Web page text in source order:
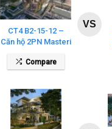
CT4 B2-15-12 –
Căn hộ 2PN Masteri
Compare
VS